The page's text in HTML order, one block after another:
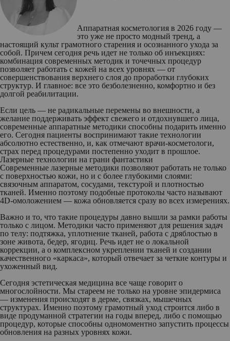
Аппаратная косметология в 2026 году —
это уже не просто модный тренд, а
настоящий культ грамотного старения и осознанного ухода за
собой. Причем сегодня речь идет не только об инъекциях:
комбинация современных методик и точечных процедур
позволяет работать с кожей на всех уровнях — от
совершенствования верхнего слоя до проработки глубоких
структур. И главное: все это безболезненно, комфортно и без
долгой реабилитации.
Если цель — не радикальные перемены во внешности, а
желание поддерживать эффект свежего и отдохнувшего лица,
современные аппаратные методики способны подарить именно
его. Сегодня пациенты воспринимают такие технологии
абсолютно естественно, и, как отмечают врачи-косметологи,
страх перед процедурами постепенно уходит в прошлое.
Лазерные технологии на грани фантастики
Современные лазерные методики позволяют работать не только
с поверхностью кожи, но и с более глубокими слоями:
связочным аппаратом, сосудами, текстурой и плотностью
тканей. Именно поэтому подобные протоколы часто называют
4D-омоложением — кожа обновляется сразу во всех измерениях.
Важно и то, что такие процедуры давно вышли за рамки работы
только с лицом. Методики часто применяют для решения задач
по телу: подтяжка, уплотнение тканей, работа с дряблостью в
зоне живота, бедер, ягодиц. Речь идет не о локальной
коррекции, а о комплексном укреплении тканей и создании
качественного «каркаса», который отвечает за четкие контуры и
ухоженный вид.
Сегодня эстетическая медицина все чаще говорит о
многослойности. Мы стареем не только на уровне эпидермиса
— изменения происходят в дерме, связках, мышечных
структурах. Именно поэтому грамотный уход строится либо в
виде продуманной стратегии на годы вперед, либо с помощью
процедур, которые способны одномоментно запустить процессы
обновления на разных уровнях кожи.